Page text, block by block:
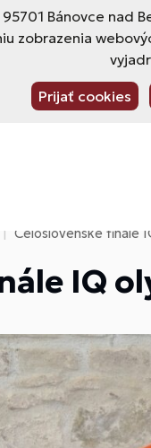
Bánovce
zobrazenia
Prijať cookies
Celoslovenské finále
IQ